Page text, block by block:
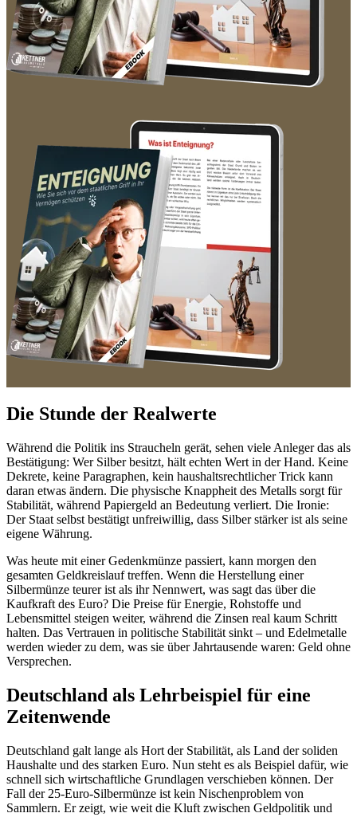
Die Stunde der Realwerte
Während die Politik ins Straucheln gerät, sehen viele Anleger das als
Bestätigung: Wer Silber besitzt, hält echten Wert in der Hand. Keine
Dekrete, keine Paragraphen, kein haushaltsrechtlicher Trick kann
daran etwas ändern. Die physische Knappheit des Metalls sorgt für
Stabilität, während Papiergeld an Bedeutung verliert. Die Ironie:
Der Staat selbst bestätigt unfreiwillig, dass Silber stärker ist als seine
eigene Währung.
Was heute mit einer Gedenkmünze passiert, kann morgen den
gesamten Geldkreislauf treffen. Wenn die Herstellung einer
Silbermünze teurer ist als ihr Nennwert, was sagt das über die
Kaufkraft des Euro? Die Preise für Energie, Rohstoffe und
Lebensmittel steigen weiter, während die Zinsen real kaum Schritt
halten. Das Vertrauen in politische Stabilität sinkt – und Edelmetalle
werden wieder zu dem, was sie über Jahrtausende waren: Geld ohne
Versprechen.
Deutschland als Lehrbeispiel für eine
Zeitenwende
Deutschland galt lange als Hort der Stabilität, als Land der soliden
Haushalte und des starken Euro. Nun steht es als Beispiel dafür, wie
schnell sich wirtschaftliche Grundlagen verschieben können. Der
Fall der 25-Euro-Silbermünze ist kein Nischenproblem von
Sammlern. Er zeigt, wie weit die Kluft zwischen Geldpolitik und